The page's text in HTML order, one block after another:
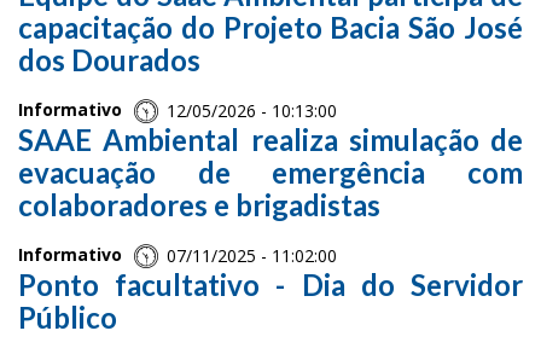
capacitação do Projeto Bacia São José
dos Dourados
Informativo 12/05/2026 - 10:13:00
SAAE Ambiental realiza simulação de
evacuação de emergência com
colaboradores e brigadistas
Informativo 07/11/2025 - 11:02:00
Ponto facultativo - Dia do Servidor
Público